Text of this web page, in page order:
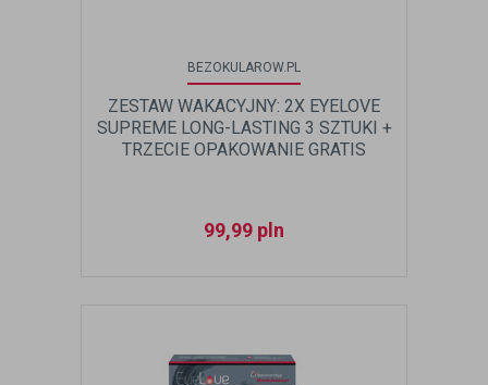
BEZOKULAROW.PL
ZESTAW WAKACYJNY: 2X EYELOVE
SUPREME LONG-LASTING 3 SZTUKI +
TRZECIE OPAKOWANIE GRATIS
99,99 pln